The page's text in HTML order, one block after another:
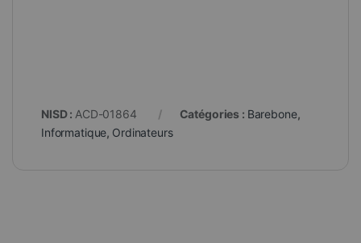
NISD : ACD-01864 Catégories : Barebone,
Informatique, Ordinateurs